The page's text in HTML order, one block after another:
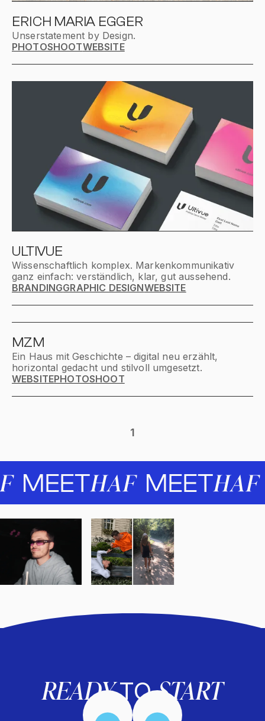
ERICH MARIA EGGER
Unserstatement by Design.
PHOTOSHOOTWEBSITE
ULTIVUE
Wissenschaftlich komplex. Markenkommunikativ
ganz einfach: verständlich, klar, gut aussehend.
BRANDINGGRAPHIC DESIGNWEBSITE
MZM
Ein Haus mit Geschichte – digital neu erzählt,
horizontal gedacht und stilvoll umgesetzt.
WEBSITEPHOTOSHOOT
1
READYTOSTART